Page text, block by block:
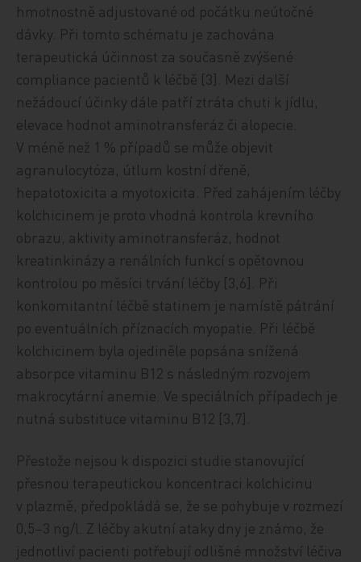
hmotnostně ad­justované od počátku neútočné
dávky. Při tomto schématu je zachována
terapeutická účinnost za současně zvýšené
compliance pacientů k léčbě [3]. Mezi další
nežádoucí účinky dále patří ztráta chuti k jídlu,
elevace hodnot aminotransferáz či alopecie.
V méně než 1 % případů se může objevit
agranulocytóza, útlum kostní dřeně,
hepatotoxicita a myotoxicita. Před zahájením léčby
kolchicinem je proto vhodná kontrola krevního
obrazu, aktivity aminotransferáz, hodnot
kreatinkinázy a renálních funkcí s opětovnou
kontrolou po měsíci trvání léčby [3,6]. Při
konkomitantní léčbě statinem je namístě pátrání
po eventuálních příznacích myopatie. Při léčbě
kolchicinem byla ojediněle popsána snížená
absorpce vitaminu B12 s následným rozvojem
makrocytární anemie. Ve speciálních případech je
nutná substituce vitaminu B12 [3,7].
Přestože nejsou k dispozici studie stanovující
přesnou terapeutickou koncentraci kolchicinu
v plazmě, předpokládá se, že se pohybuje v rozmezí
0,5–3 ng/l. Z léčby akutní ataky dny je známo, že
jednotliví pacienti potřebují odlišné množství léčiva